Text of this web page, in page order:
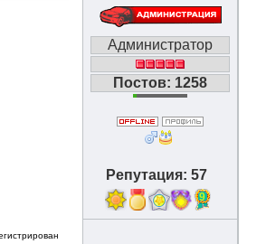
Администратор
Постов: 1258
Репутация: 57
9